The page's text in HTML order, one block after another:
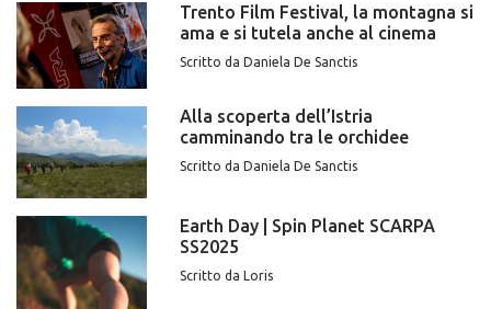
Trento Film Festival, la montagna si
ama e si tutela anche al cinema
Scritto da Daniela De Sanctis
Alla scoperta dell’Istria
camminando tra le orchidee
Scritto da Daniela De Sanctis
Earth Day | Spin Planet SCARPA
SS2025
Scritto da Loris